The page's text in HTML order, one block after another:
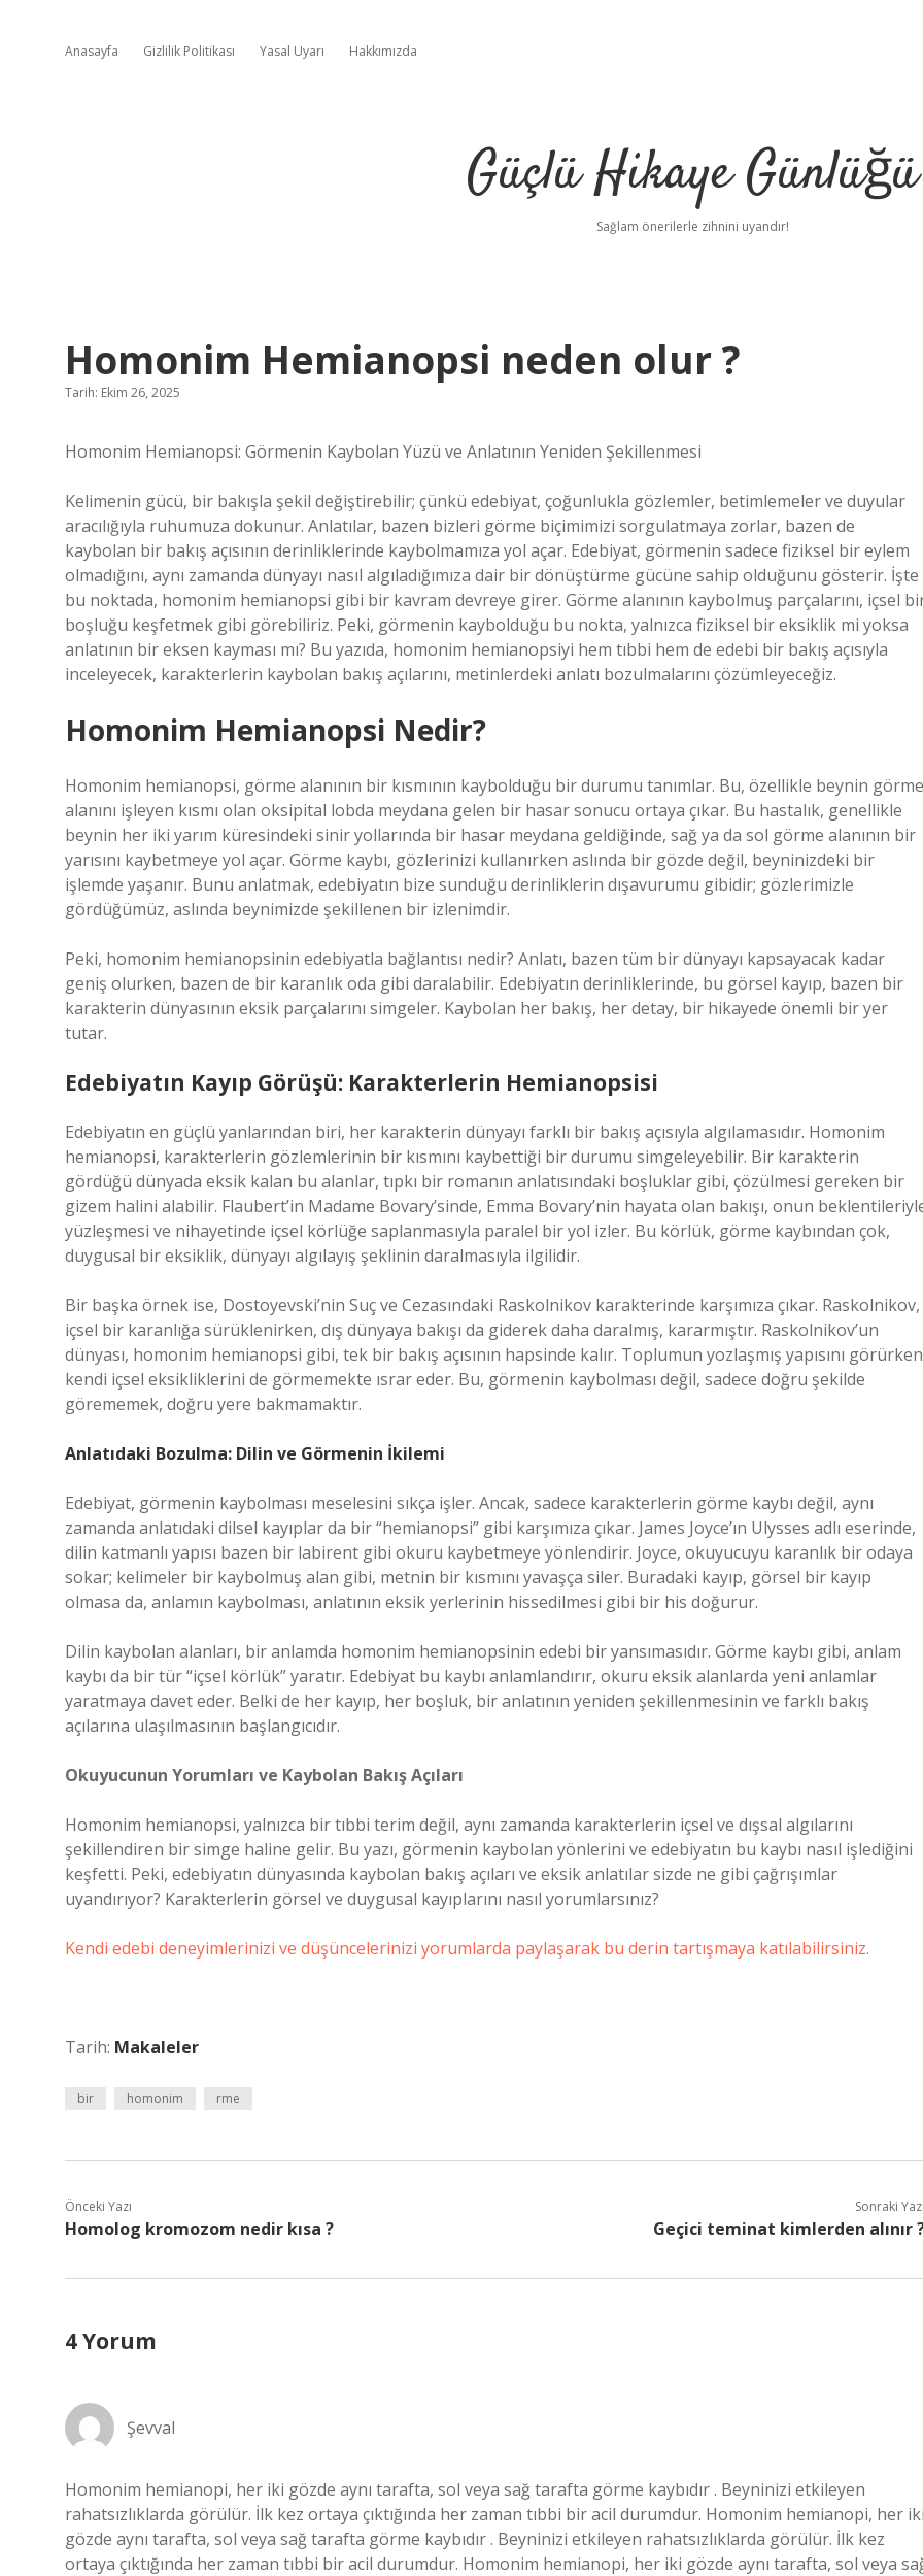
Anasayfa Gizlilik Politikası Yasal Uyarı Hakkımızda
Güçlü Hikaye Günlüğü
Sağlam önerilerle zihnini uyandır!
Homonim Hemianopsi neden olur ?
Tarih: Ekim 26, 2025
Homonim Hemianopsi: Görmenin Kaybolan Yüzü ve Anlatının Yeniden Şekillenmesi
Kelimenin gücü, bir bakışla şekil değiştirebilir; çünkü edebiyat, çoğunlukla gözlemler, betimlemeler ve duyular
aracılığıyla ruhumuza dokunur. Anlatılar, bazen bizleri görme biçimimizi sorgulatmaya zorlar, bazen de
kaybolan bir bakış açısının derinliklerinde kaybolmamıza yol açar. Edebiyat, görmenin sadece fiziksel bir eylem
olmadığını, aynı zamanda dünyayı nasıl algıladığımıza dair bir dönüştürme gücüne sahip olduğunu gösterir. İşte
bu noktada, homonim hemianopsi gibi bir kavram devreye girer. Görme alanının kaybolmuş parçalarını, içsel
boşluğu keşfetmek gibi görebiliriz. Peki, görmenin kaybolduğu bu nokta, yalnızca fiziksel bir eksiklik mi yoksa
anlatının bir eksen kayması mı? Bu yazıda, homonim hemianopsiyi hem tıbbi hem de edebi bir bakış açısıyla
inceleyecek, karakterlerin kaybolan bakış açılarını, metinlerdeki anlatı bozulmalarını çözümleyeceğiz.
Homonim Hemianopsi Nedir?
Homonim hemianopsi, görme alanının bir kısmının kaybolduğu bir durumu tanımlar. Bu, özellikle beynin görme
alanını işleyen kısmı olan oksipital lobda meydana gelen bir hasar sonucu ortaya çıkar. Bu hastalık, genellikle
beynin her iki yarım küresindeki sinir yollarında bir hasar meydana geldiğinde, sağ ya da sol görme alanının bir
yarısını kaybetmeye yol açar. Görme kaybı, gözlerinizi kullanırken aslında bir gözde değil, beyninizdeki bir
işlemde yaşanır. Bunu anlatmak, edebiyatın bize sunduğu derinliklerin dışavurumu gibidir; gözlerimizle
gördüğümüz, aslında beynimizde şekillenen bir izlenimdir.
Peki, homonim hemianopsinin edebiyatla bağlantısı nedir? Anlatı, bazen tüm bir dünyayı kapsayacak kadar
geniş olurken, bazen de bir karanlık oda gibi daralabilir. Edebiyatın derinliklerinde, bu görsel kayıp, bazen bir
karakterin dünyasının eksik parçalarını simgeler. Kaybolan her bakış, her detay, bir hikayede önemli bir yer
tutar.
Edebiyatın Kayıp Görüşü: Karakterlerin Hemianopsisi
Edebiyatın en güçlü yanlarından biri, her karakterin dünyayı farklı bir bakış açısıyla algılamasıdır. Homonim
hemianopsi, karakterlerin gözlemlerinin bir kısmını kaybettiği bir durumu simgeleyebilir. Bir karakterin
gördüğü dünyada eksik kalan bu alanlar, tıpkı bir romanın anlatısındaki boşluklar gibi, çözülmesi gereken bir
gizem halini alabilir. Flaubert’in Madame Bovary’sinde, Emma Bovary’nin hayata olan bakışı, onun
yüzleşmesi ve nihayetinde içsel körlüğe saplanmasıyla paralel bir yol izler. Bu körlük, görme kaybından çok,
duygusal bir eksiklik, dünyayı algılayış şeklinin daralmasıyla ilgilidir.
Bir başka örnek ise, Dostoyevski’nin Suç ve Cezasındaki Raskolnikov karakterinde karşımıza çıkar. Raskolnikov,
içsel bir karanlığa sürüklenirken, dış dünyaya bakışı da giderek daha daralmış, kararmıştır. Raskolnikov’un
dünyası, homonim hemianopsi gibi, tek bir bakış açısının hapsinde kalır. Toplumun yozlaşmış yapısını
kendi içsel eksikliklerini de görmemekte ısrar eder. Bu, görmenin kaybolması değil, sadece doğru şekilde
görememek, doğru yere bakmamaktır.
Anlatıdaki Bozulma: Dilin ve Görmenin İkilemi
Edebiyat, görmenin kaybolması meselesini sıkça işler. Ancak, sadece karakterlerin görme kaybı değil, aynı
zamanda anlatıdaki dilsel kayıplar da bir “hemianopsi” gibi karşımıza çıkar. James Joyce’ın Ulysses adlı eserinde,
dilin katmanlı yapısı bazen bir labirent gibi okuru kaybetmeye yönlendirir. Joyce, okuyucuyu karanlık bir odaya
sokar; kelimeler bir kaybolmuş alan gibi, metnin bir kısmını yavaşça siler. Buradaki kayıp, görsel bir kayıp
olmasa da, anlamın kaybolması, anlatının eksik yerlerinin hissedilmesi gibi bir his doğurur.
Dilin kaybolan alanları, bir anlamda homonim hemianopsinin edebi bir yansımasıdır. Görme kaybı gibi, anlam
kaybı da bir tür “içsel körlük” yaratır. Edebiyat bu kaybı anlamlandırır, okuru eksik alanlarda yeni anlamlar
yaratmaya davet eder. Belki de her kayıp, her boşluk, bir anlatının yeniden şekillenmesinin ve farklı bakış
açılarına ulaşılmasının başlangıcıdır.
Okuyucunun Yorumları ve Kaybolan Bakış Açıları
Homonim hemianopsi, yalnızca bir tıbbi terim değil, aynı zamanda karakterlerin içsel ve dışsal algılarını
şekillendiren bir simge haline gelir. Bu yazı, görmenin kaybolan yönlerini ve edebiyatın bu kaybı nasıl işlediğini
keşfetti. Peki, edebiyatın dünyasında kaybolan bakış açıları ve eksik anlatılar sizde ne gibi çağrışımlar
uyandırıyor? Karakterlerin görsel ve duygusal kayıplarını nasıl yorumlarsınız?
Kendi edebi deneyimlerinizi ve düşüncelerinizi yorumlarda paylaşarak bu derin tartışmaya katılabilirsiniz.
Tarih: Makaleler
bir homonim rme
Önceki Yazı
Homolog kromozom nedir kısa ?
Sonraki
Geçici teminat kimlerden alınır
4 Yorum
Şevval
Homonim hemianopi, her iki gözde aynı tarafta, sol veya sağ tarafta görme kaybıdır . Beyninizi etkileyen
rahatsızlıklarda görülür. İlk kez ortaya çıktığında her zaman tıbbi bir acil durumdur. Homonim hemianopi, her
gözde aynı tarafta, sol veya sağ tarafta görme kaybıdır . Beyninizi etkileyen rahatsızlıklarda görülür. İlk kez
ortaya çıktığında her zaman tıbbi bir acil durumdur. Homonim hemianopi, her iki gözde aynı tarafta, sol veya